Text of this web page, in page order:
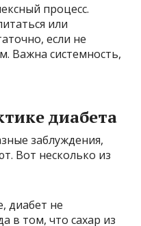
процесс.
или
если не
Важна системность,
диабета
заблуждения,
Вот несколько из
диабет не
в том, что сахар из